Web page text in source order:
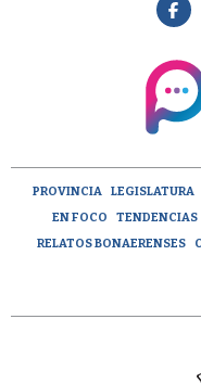
PROVINCIA LEGISLATURA
EN FOCO
TENDENCIAS
RELATOS BONAERENSES